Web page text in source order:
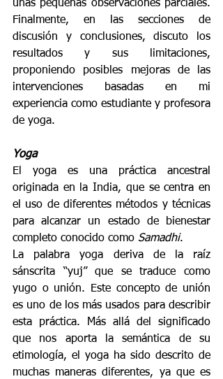
unas pequeñas observaciones parciales.
Finalmente, en las secciones de
discusión y conclusiones, discuto los
resultados y sus limitaciones,
proponiendo posibles mejoras de las
intervenciones basadas en mi
experiencia como estudiante y profesora
de yoga.
Yoga
El yoga es una práctica ancestral
originada en la India, que se centra en
el uso de diferentes métodos y técnicas
para alcanzar un estado de bienestar
completo conocido como Samadhi.
La palabra yoga deriva de la raíz
sánscrita “yuj” que se traduce como
yugo o unión. Este concepto de unión
es uno de los más usados para describir
esta práctica. Más allá del significado
que nos aporta la semántica de su
etimología, el yoga ha sido descrito de
muchas maneras diferentes, ya que es